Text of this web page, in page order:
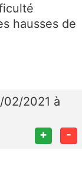
hausses de
02/2021 à
+ -